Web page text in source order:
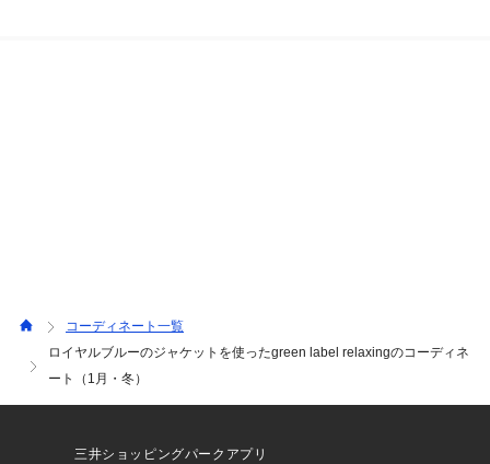
コーディネート一覧
ロイヤルブルーのジャケットを使ったgreen label relaxingのコーディネ
ート（1月・冬）
三井ショッピングパークアプリ